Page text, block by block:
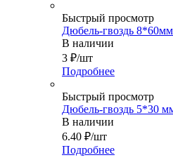
Быстрый просмотр
Дюбель-гвоздь
В наличии
3 ₽/шт
Подробнее
Быстрый просмотр
Дюбель-гвоздь 5*30
В наличии
6.40 ₽/шт
Подробнее